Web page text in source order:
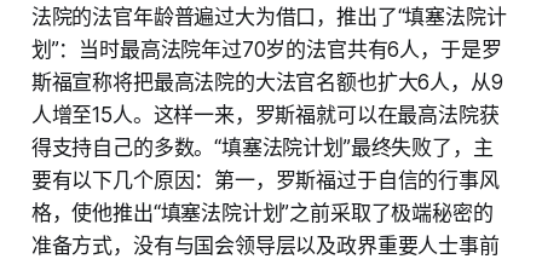
法院的法官年龄普遍过大为借口，推出了“填塞法院计
划”：当时最高法院年过70岁的法官共有6人，于是罗
斯福宣称将把最高法院的大法官名额也扩大6人，从9
人增至15人。这样一来，罗斯福就可以在最高法院获
得支持自己的多数。“填塞法院计划”最终失败了，主
要有以下几个原因：第一，罗斯福过于自信的行事风
格，使他推出“填塞法院计划”之前采取了极端秘密的
准备方式，没有与国会领导层以及政界重要人士事前